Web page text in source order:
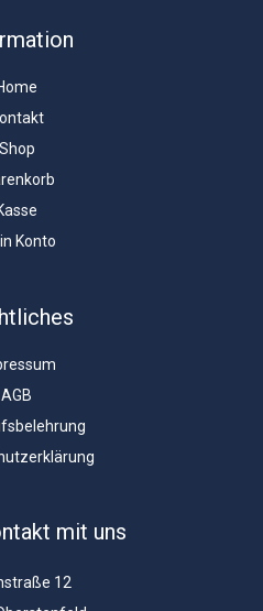
Shop
Konto
AGB
mit uns
12